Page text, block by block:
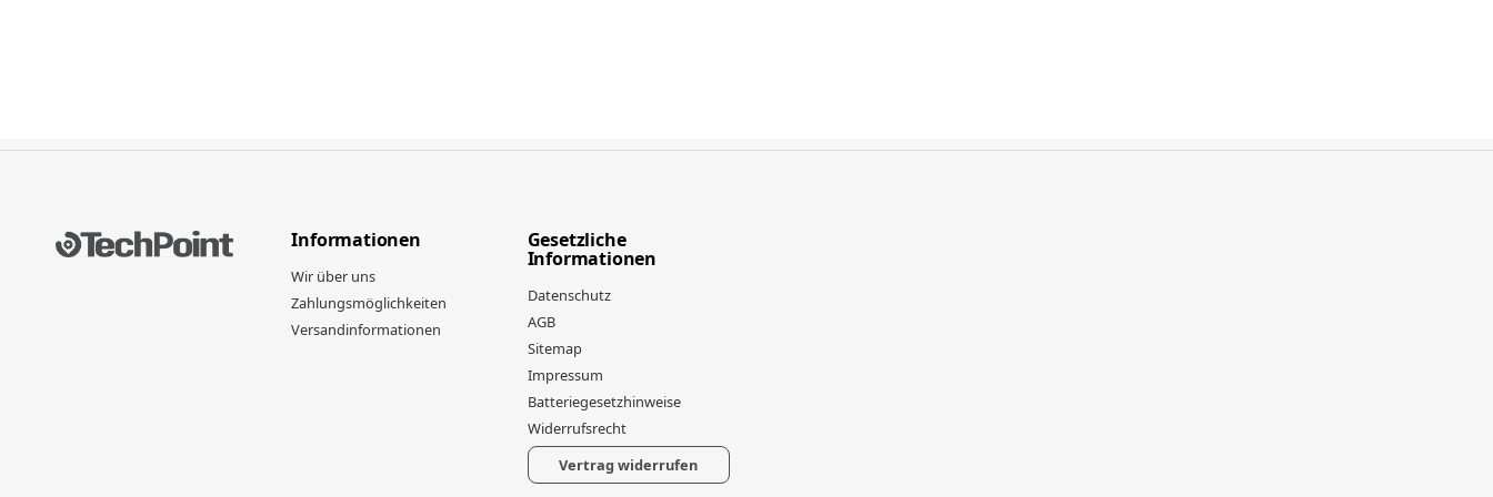
Informationen
Wir über uns
Zahlungsmöglichkeiten
Versandinformationen
Gesetzliche
Informationen
Datenschutz
AGB
Sitemap
Impressum
Batteriegesetzhinweise
Widerrufsrecht
Vertrag widerrufen